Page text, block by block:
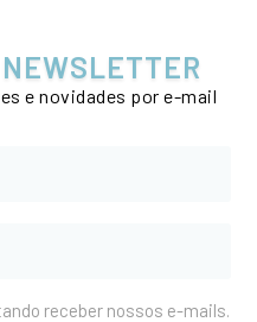
e novidades por e-mail
receber nossos e-mails.